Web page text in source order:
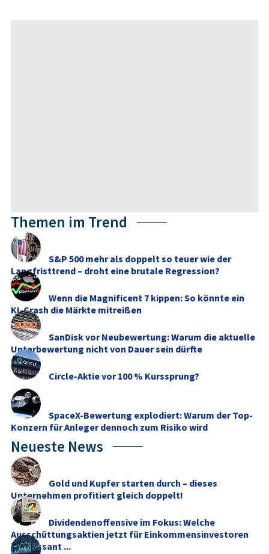
Themen im Trend
S&P 500 mehr als doppelt so teuer wie der
Langfristtrend – droht eine brutale Regression?
Wenn die Magnificent 7 kippen: So könnte ein
KI-Crash die Märkte mitreißen
SanDisk vor Neubewertung: Warum die aktuelle
Unterbewertung nicht von Dauer sein dürfte
Circle-Aktie vor 100 % Kurssprung?
SpaceX-Bewertung explodiert: Warum der Top-
Konzern für Anleger dennoch zum Risiko wird
Neueste News
Gold und Kupfer starten durch – dieses
Unternehmen profitiert gleich doppelt!
Dividendenoffensive im Fokus: Welche
Ausschüttungsaktien jetzt für Einkommensinvestoren
interessant ...